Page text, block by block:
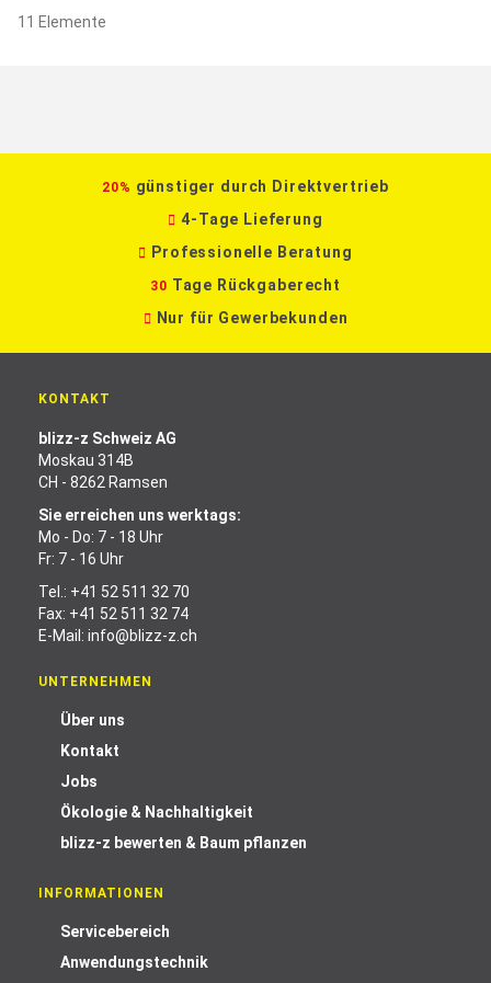
11 Elemente
20% günstiger durch Direktvertrieb
4-Tage Lieferung
Professionelle Beratung
30 Tage Rückgaberecht
Nur für Gewerbekunden
KONTAKT
blizz-z Schweiz AG
Moskau 314B
CH - 8262 Ramsen
Sie erreichen uns werktags:
Mo - Do: 7 - 18 Uhr
Fr: 7 - 16 Uhr
Tel.: +41 52 511 32 70
Fax: +41 52 511 32 74
E-Mail: info@blizz-z.ch
UNTERNEHMEN
Über uns
Kontakt
Jobs
Ökologie & Nachhaltigkeit
blizz-z bewerten & Baum pflanzen
INFORMATIONEN
Servicebereich
Anwendungstechnik